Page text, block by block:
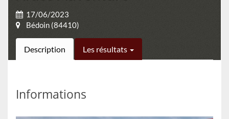
17/06/2023
Bédoin (84410)
Description Les résultats
Informations